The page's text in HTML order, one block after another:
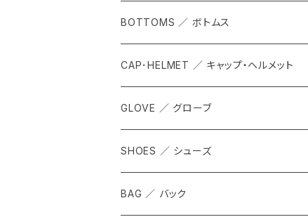
BOTTOMS ／ ボトムス
CAP･HELMET ／ キャップ・ヘルメット
GLOVE ／ グローブ
SHOES ／ シューズ
BAG ／ バック